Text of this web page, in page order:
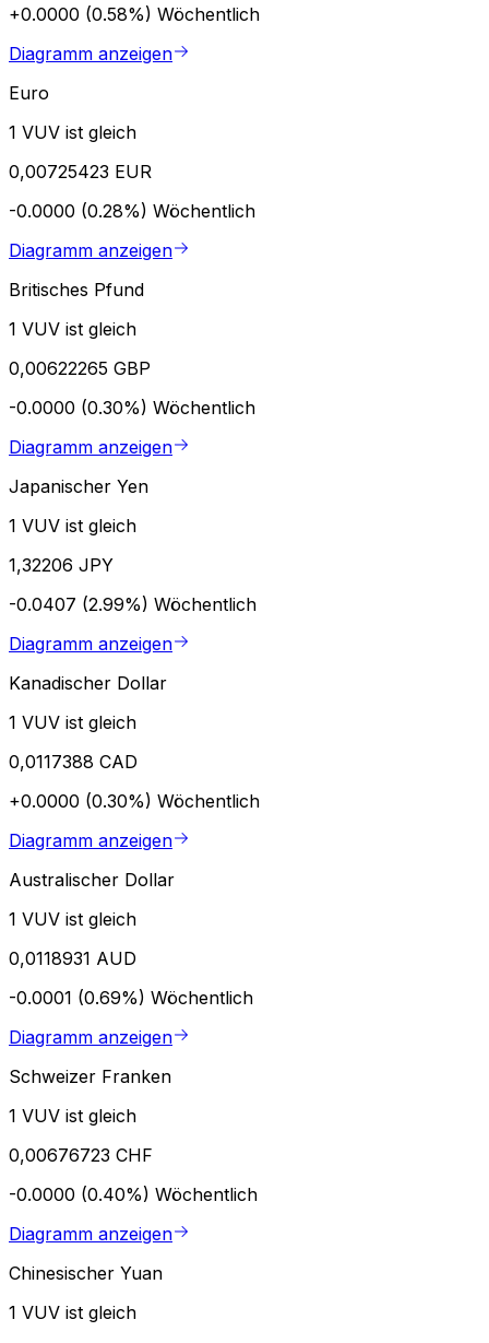
+0.0000 (0.58%) Wöchentlich
Diagramm anzeigen
Euro
1 VUV ist gleich
0,00725423 EUR
-0.0000 (0.28%) Wöchentlich
Diagramm anzeigen
Britisches Pfund
1 VUV ist gleich
0,00622265 GBP
-0.0000 (0.30%) Wöchentlich
Diagramm anzeigen
Japanischer Yen
1 VUV ist gleich
1,32206 JPY
-0.0407 (2.99%) Wöchentlich
Diagramm anzeigen
Kanadischer Dollar
1 VUV ist gleich
0,0117388 CAD
+0.0000 (0.30%) Wöchentlich
Diagramm anzeigen
Australischer Dollar
1 VUV ist gleich
0,0118931 AUD
-0.0001 (0.69%) Wöchentlich
Diagramm anzeigen
Schweizer Franken
1 VUV ist gleich
0,00676723 CHF
-0.0000 (0.40%) Wöchentlich
Diagramm anzeigen
Chinesischer Yuan
1 VUV ist gleich